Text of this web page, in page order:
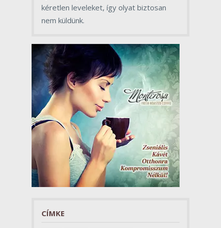
kéretlen leveleket, így olyat biztosan
nem küldünk.
CÍMKE